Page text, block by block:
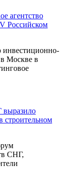
агентство
Российском
инвестиционно-
Москве в
выразило
строительном
СНГ,